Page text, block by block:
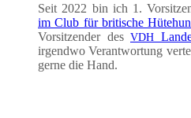
Seit 2022 bin ich 1.
im Club für bri­ti­sche
Vor­sit­zen­der des VDH
irgend­wo Ver­ant­wor­tung
ger­ne die Hand.